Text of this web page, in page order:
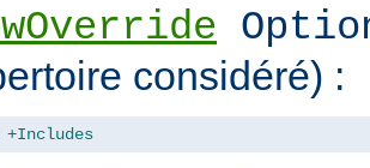
considéré) :
+Includes